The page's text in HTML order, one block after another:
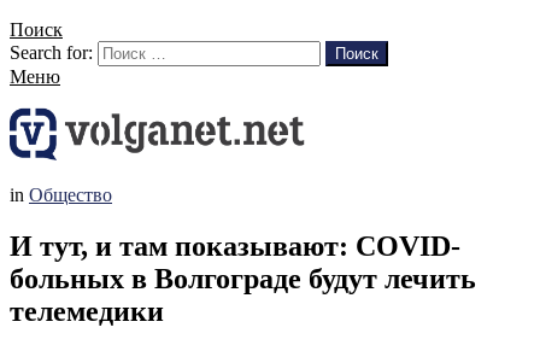
Поиск
Search for:
Поиск
Меню
in Общество
И тут, и там показывают: COVID-
больных в Волгограде будут лечить
телемедики